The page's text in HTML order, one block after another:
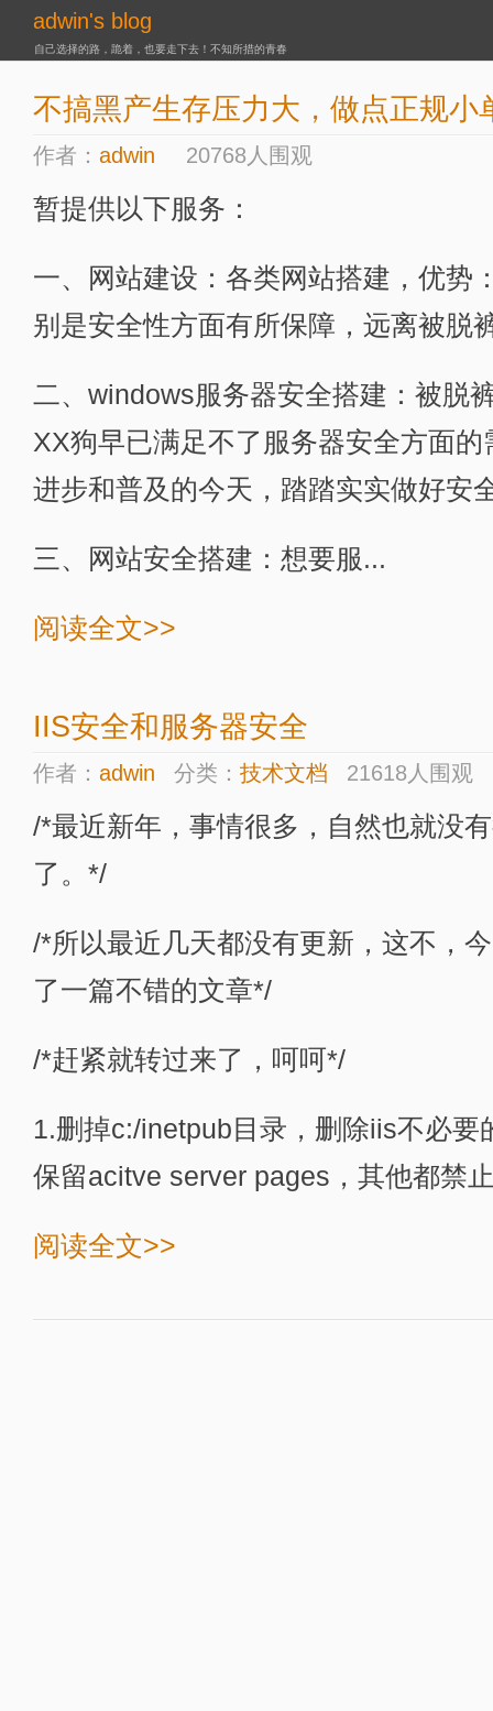
adwin's blog
自己选择的路，跪着，也要走下去！不知所措的青春
不搞黑产生存压力大，做点正规小
作者： adwin 20768人围观
暂提供以下服务：
一、网站建设：各类网站搭建，优势
别是安全性方面有所保障，远离被脱
二、windows服务器安全搭建：被脱
XX狗早已满足不了服务器安全方面
进步和普及的今天，踏踏实实做好安
三、网站安全搭建：想要服...
阅读全文>>
IIS安全和服务器安全
作者： adwin 分类： 技术文档 21618人围观
/*最近新年，事情很多，自然也就没
了。*/
/*所以最近几天都没有更新，这不，
了一篇不错的文章*/
/*赶紧就转过来了，呵呵*/
1.删掉c:/inetpub目录，删除iis不必要
保留acitve server pages，其他都禁
阅读全文>>